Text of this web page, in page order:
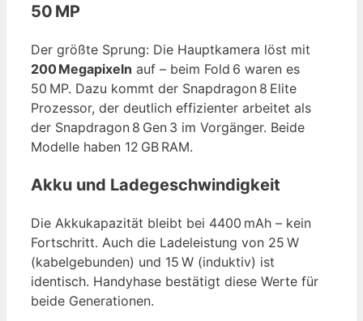
50 MP
Der größte Sprung: Die Hauptkamera löst mit
200 Megapixeln auf – beim Fold 6 waren es
50 MP. Dazu kommt der Snapdragon 8 Elite
Prozessor, der deutlich effizienter arbeitet als
der Snapdragon 8 Gen 3 im Vorgänger. Beide
Modelle haben 12 GB RAM.
Akku und Ladegeschwindigkeit
Die Akkukapazität bleibt bei 4400 mAh – kein
Fortschritt. Auch die Ladeleistung von 25 W
(kabelgebunden) und 15 W (induktiv) ist
identisch. Handyhase bestätigt diese Werte für
beide Generationen.